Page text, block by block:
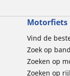
Motorfiets
Vind de
Zoek op
Zoeken op
Zoeken op